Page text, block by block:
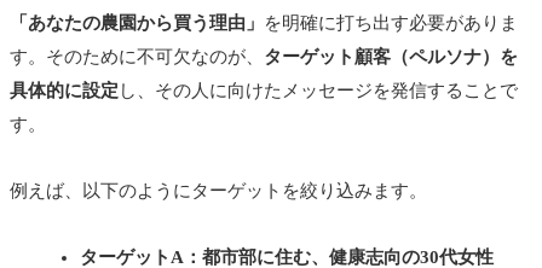
「あなたの農園から買う理由」
を明確に打ち出す必要がありま
す。そのために不可欠なのが、 ターゲット顧客（ペルソナ）を
具体的に設定 し、その人に向けたメッセージを発信することで
す。
例えば、以下のようにターゲットを絞り込みます。
ターゲットA：都市部に住む、健康志向の30代女性